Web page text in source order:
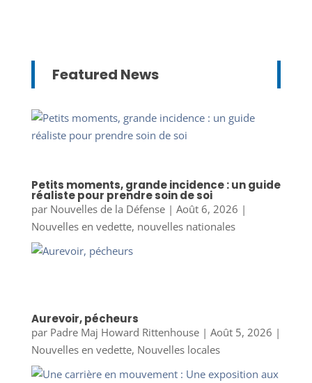
Featured News
Petits moments, grande incidence : un guide
réaliste pour prendre soin de soi
par Nouvelles de la Défense| Août 6, 2026 |
Nouvelles en vedette, nouvelles nationales
Aurevoir, pécheurs
par Padre Maj Howard Rittenhouse| Août 5, 2026 |
Nouvelles en vedette, Nouvelles locales